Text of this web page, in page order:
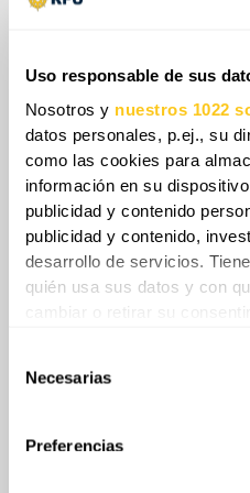
Uso responsable de sus
Nosotros y nuestros 1022
datos personales, p.ej., su
como las cookies para
información en su
publicidad y contenido
publicidad y contenido,
desarrollo de servicios.
quién usa sus datos y con
cambiar o retirar su
Recopilar
geográfica que puede
Necesarias
Preferencias
soldados rusos
meses, aún tendidos
por la nieve.